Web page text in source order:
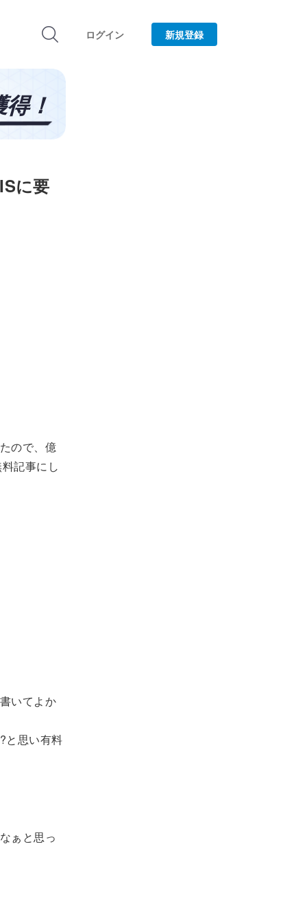
ログイン 新規登録
に要
ので、億
記事にし
いてよか
と思い有料
ぁと思っ